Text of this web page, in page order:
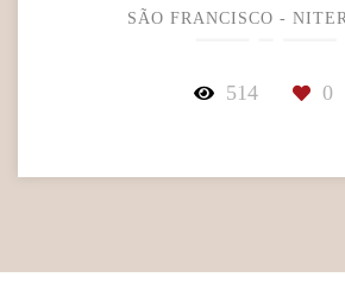
SÃO FRANCISCO -
514 0